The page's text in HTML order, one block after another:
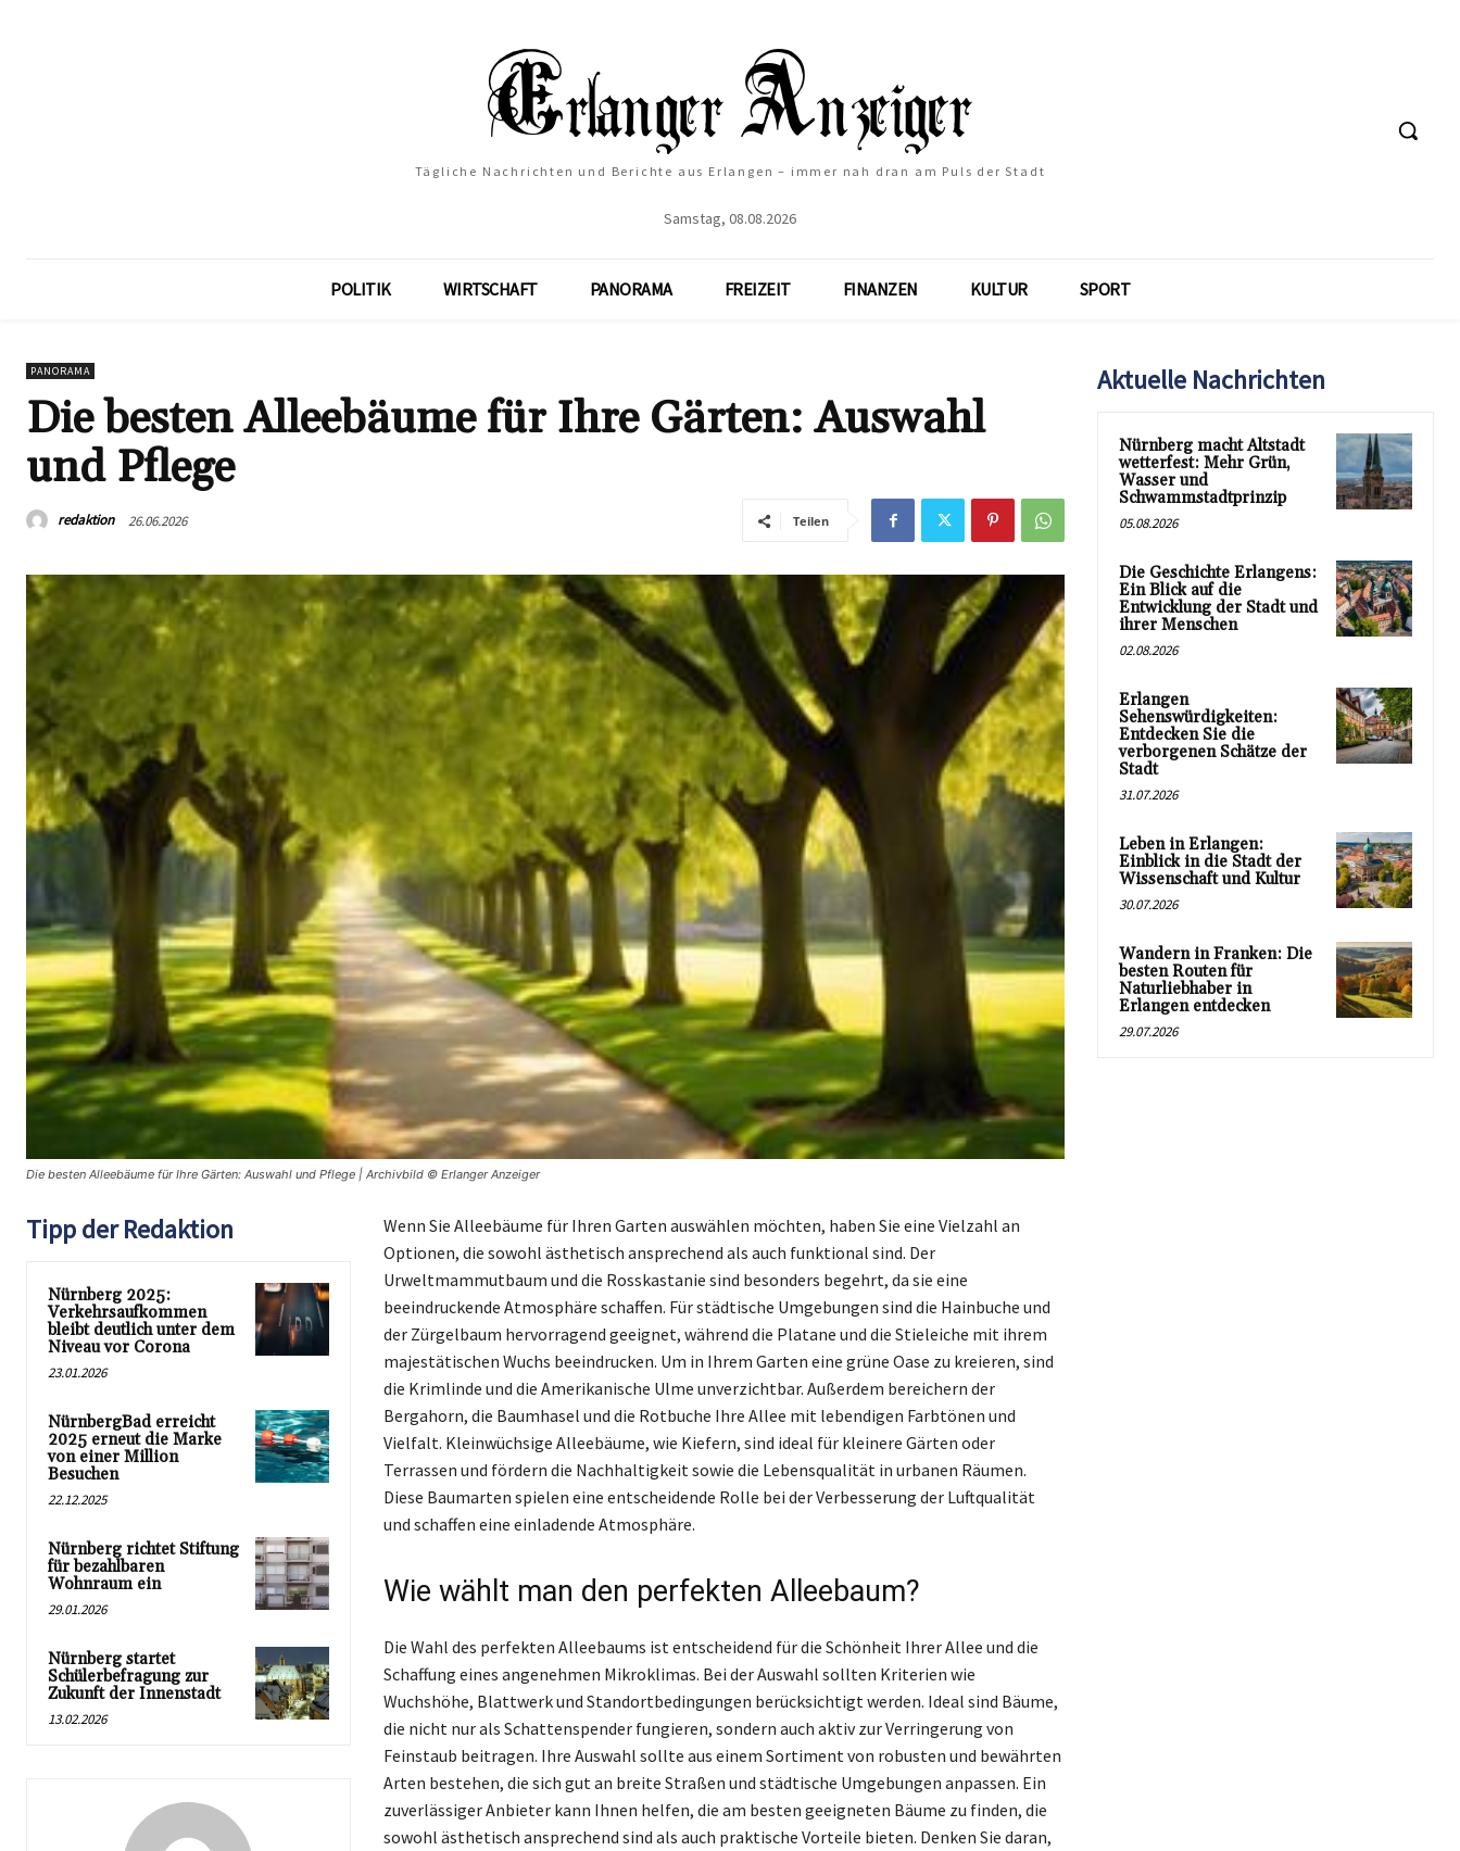
Tägliche Nachrichten und Berichte aus Erlangen – immer nah dran am Puls der Stadt
Samstag, 08.08.2026
POLITIK WIRTSCHAFT PANORAMA FREIZEIT FINANZEN KULTUR SPORT
PANORAMA
Die besten Alleebäume für Ihre Gärten: Auswahl
und Pflege
redaktion 26.06.2026 Teilen
Die besten Alleebäume für Ihre Gärten: Auswahl und Pflege | Archivbild © Erlanger Anzeiger
Tipp der Redaktion
Nürnberg 2025:
Verkehrsaufkommen
bleibt deutlich unter dem
Niveau vor Corona
23.01.2026
NürnbergBad erreicht
2025 erneut die Marke
von einer Million
Besuchen
22.12.2025
Nürnberg richtet Stiftung
für bezahlbaren
Wohnraum ein
29.01.2026
Nürnberg startet
Schülerbefragung zur
Zukunft der Innenstadt
13.02.2026
Wenn Sie Alleebäume für Ihren Garten auswählen möchten, haben Sie eine Vielzahl an
Optionen, die sowohl ästhetisch ansprechend als auch funktional sind. Der
Urweltmammutbaum und die Rosskastanie sind besonders begehrt, da sie eine
beeindruckende Atmosphäre schaffen. Für städtische Umgebungen sind die Hainbuche und
der Zürgelbaum hervorragend geeignet, während die Platane und die Stieleiche mit ihrem
majestätischen Wuchs beeindrucken. Um in Ihrem Garten eine grüne Oase zu kreieren, sind
die Krimlinde und die Amerikanische Ulme unverzichtbar. Außerdem bereichern der
Bergahorn, die Baumhasel und die Rotbuche Ihre Allee mit lebendigen Farbtönen und
Vielfalt. Kleinwüchsige Alleebäume, wie Kiefern, sind ideal für kleinere Gärten oder
Terrassen und fördern die Nachhaltigkeit sowie die Lebensqualität in urbanen Räumen.
Diese Baumarten spielen eine entscheidende Rolle bei der Verbesserung der Luftqualität
und schaffen eine einladende Atmosphäre.
Wie wählt man den perfekten Alleebaum?
Die Wahl des perfekten Alleebaums ist entscheidend für die Schönheit Ihrer Allee und die
Schaffung eines angenehmen Mikroklimas. Bei der Auswahl sollten Kriterien wie
Wuchshöhe, Blattwerk und Standortbedingungen berücksichtigt werden. Ideal sind Bäume,
die nicht nur als Schattenspender fungieren, sondern auch aktiv zur Verringerung von
Feinstaub beitragen. Ihre Auswahl sollte aus einem Sortiment von robusten und bewährten
Arten bestehen, die sich gut an breite Straßen und städtische Umgebungen anpassen. Ein
zuverlässiger Anbieter kann Ihnen helfen, die am besten geeigneten Bäume zu finden, die
sowohl ästhetisch ansprechend sind als auch praktische Vorteile bieten. Denken Sie daran,
Aktuelle Nachrichten
Nürnberg macht Altstadt
wetterfest: Mehr Grün,
Wasser und
Schwammstadtprinzip
05.08.2026
Die Geschichte Erlangens:
Ein Blick auf die
Entwicklung der Stadt und
ihrer Menschen
02.08.2026
Erlangen
Sehenswürdigkeiten:
Entdecken Sie die
verborgenen Schätze der
Stadt
31.07.2026
Leben in Erlangen:
Einblick in die Stadt der
Wissenschaft und Kultur
30.07.2026
Wandern in Franken: Die
besten Routen für
Naturliebhaber in
Erlangen entdecken
29.07.2026